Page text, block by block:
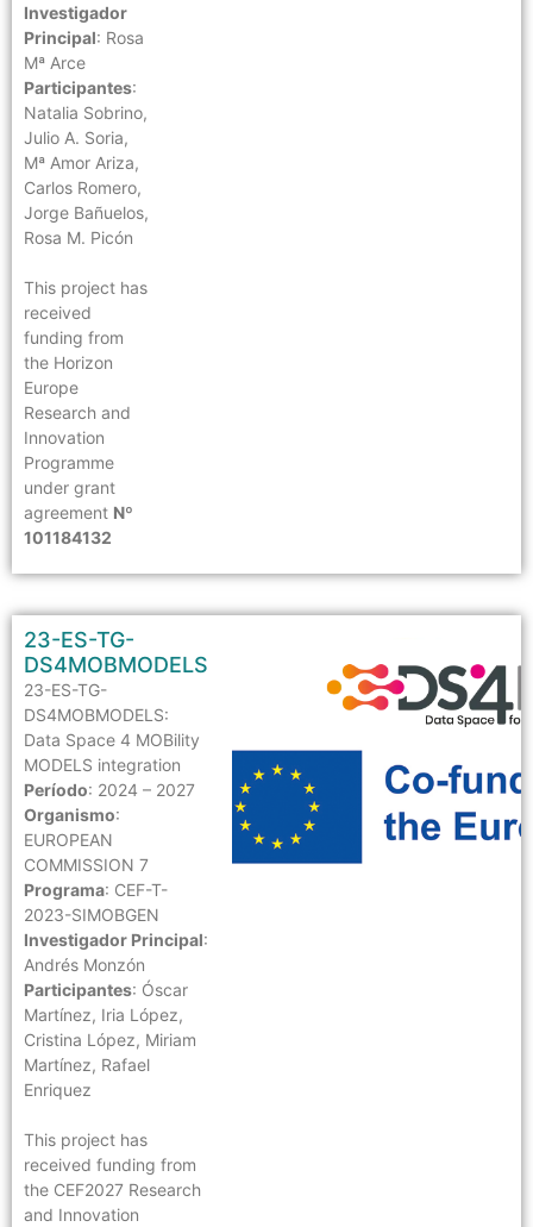
Investigador
Principal: Rosa
Mª Arce
Participantes:
Natalia Sobrino,
Julio A. Soria,
Mª Amor Ariza,
Carlos Romero,
Jorge Bañuelos,
Rosa M. Picón
This project has
received
funding from
the Horizon
Europe
Research and
Innovation
Programme
under grant
agreement Nº
101184132
23-ES-TG-
DS4MOBMODELS
23-ES-TG-
DS4MOBMODELS:
Data Space 4 MOBility
MODELS integration
Período: 2024 – 2027
Organismo:
EUROPEAN
COMMISSION 7
Programa: CEF-T-
2023-SIMOBGEN
Investigador Principal:
Andrés Monzón
Participantes: Óscar
Martínez, Iria López,
Cristina López, Miriam
Martínez, Rafael
Enriquez
This project has
received funding from
the CEF2027 Research
and Innovation